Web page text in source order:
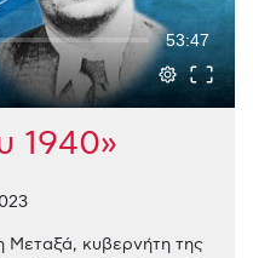
53:47
1940»
Μεταξά, κυβερνήτη της